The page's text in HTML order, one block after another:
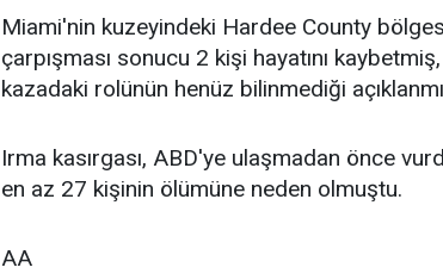
Miami'nin kuzeyindeki Hardee County
çarpışması sonucu 2 kişi hayatını
kazadaki rolünün henüz bilinmediği
Irma kasırgası, ABD'ye ulaşmadan önce
en az 27 kişinin ölümüne neden olmuştu.
AA